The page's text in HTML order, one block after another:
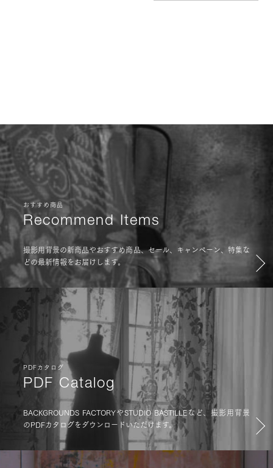
おすすめ商品
Recommend Items
撮影用背景の新商品やおすすめ商品、セール、キャンペーン、特集な
どの最新情報をお届けします。
PDFカタログ
PDF Catalog
BACKGROUNDS FACTORYやSTUDIO BASTILLEなど、撮影用背景
のPDFカタログをダウンロードいただけます。